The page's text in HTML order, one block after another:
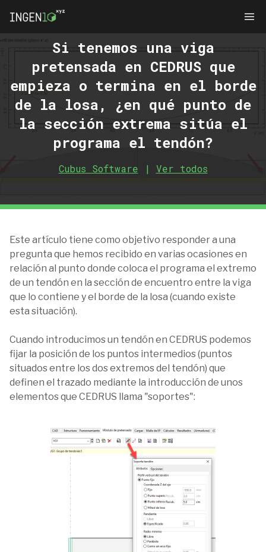
Si tenemos una viga
pretensada en CEDRUS que
empieza o termina en el borde
de la losa, ¿en qué punto de
la sección extrema sitúa el
programa el tendón?
Cubus Software | Ver todos
Este artículo tiene como objetivo responder a una
pregunta que hemos recibido en varias ocasiones en
relación al punto donde coloca el programa el extremo
de un tendón en la sección de encuentro entre la viga
que lo contiene y el borde de la losa (cuando existe
esta situación).
Cuando introducimos un tendón en CEDRUS podemos
fijar la posición de los puntos intermedios (puntos
situados entre los dos extremos del tendón) que
definen el trazado mediante la introducción de unos
elementos que CEDRUS llama "soportes":